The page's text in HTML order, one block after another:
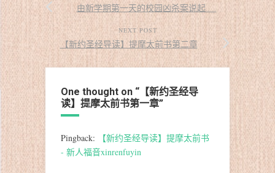
由新学期第一天的校园凶杀案说起……
NEXT POST
【新约圣经导读】提摩太前书第二章
One thought on “ 【新约圣经导
读】提摩太前书第一章”
Pingback:
【新约圣经导读】提摩太前书
- 新人福音xinrenfuyin